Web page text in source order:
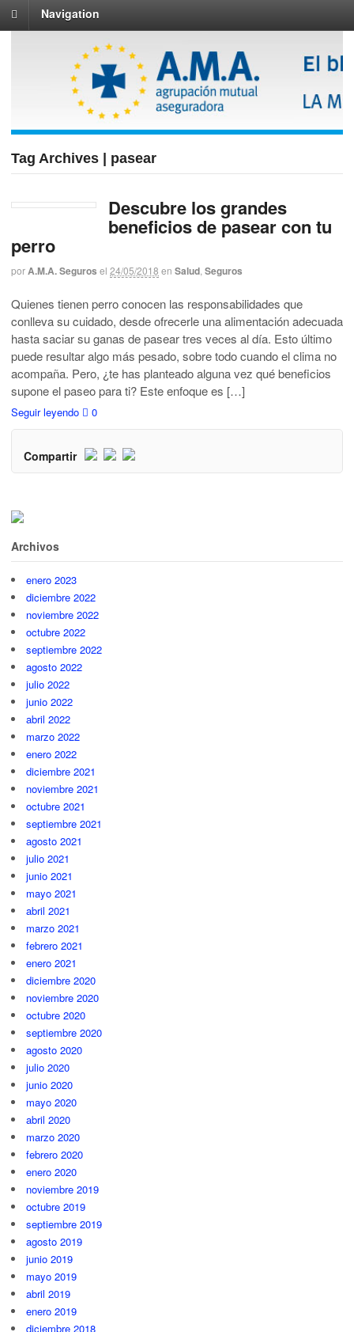
Navigation
Tag Archives | pasear
Descubre los grandes
beneficios de pasear con tu
perro
porA.M.A. Seguros el 24/05/2018 en Salud Seguros
Quienes tienen perro conocen las responsabilidades que
conlleva su cuidado, desde ofrecerle una alimentación adecuada
hasta saciar su ganas de pasear tres veces al día. Esto último
puede resultar algo más pesado, sobre todo cuando el clima no
acompaña. Pero, ¿te has planteado alguna vez qué beneficios
supone el paseo para ti? Este enfoque es […]
Seguir leyendo 0
Compartir
Archivos
enero 2023
diciembre 2022
noviembre 2022
octubre 2022
septiembre 2022
agosto 2022
julio 2022
junio 2022
abril 2022
marzo 2022
enero 2022
diciembre 2021
noviembre 2021
octubre 2021
septiembre 2021
agosto 2021
julio 2021
junio 2021
mayo 2021
abril 2021
marzo 2021
febrero 2021
enero 2021
diciembre 2020
noviembre 2020
octubre 2020
septiembre 2020
agosto 2020
julio 2020
junio 2020
mayo 2020
abril 2020
marzo 2020
febrero 2020
enero 2020
noviembre 2019
octubre 2019
septiembre 2019
agosto 2019
junio 2019
mayo 2019
abril 2019
enero 2019
diciembre 2018